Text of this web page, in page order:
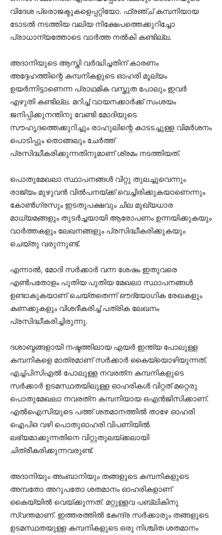
വിദേശ പ്രൊജക്ടുകളെപ്പറ്റിയോ. ഫ്രഞ്ച് കമ്പനിയായ
ടോടല്‍ നടത്തിയ വലിയ നിക്ഷേപത്തെക്കുറിച്ചോ
പ്രാധാന്യത്തോടെ വാര്‍ത്ത നല്‍കി കണ്ടില്ല.
അദാനിയുടെ ആസ്തി വര്‍ദ്ധിച്ചതിന് കാരണം
അദ്ദേഹത്തിന്റെ കമ്പനികളുടെ ഓഹരി മൂല്യം
ഉയര്‍ന്നിട്ടാണെന്ന പ്രാഥമിക വസ്തുത പോലും ഇവര്‍
എഴുതി കണ്ടില്ല. മറിച്ച് വായനക്കാര്‍ക്ക് സംശയം
ജനിപ്പിക്കുനന്തിനു വേണ്ടി മോദിയുടെ
സൗഹൃദത്തെക്കുറിച്ചും രാഹുലിന്റെ കാടടച്ചുള്ള വിമര്‍ശനം
പൊടിപ്പും തൊങ്ങലും ചേര്‍ത്ത്
പ്രസിദ്ധീകരിക്കുന്നതിനുമാണ് ശ്രമം നടത്തിയത്.
പൊതുമേഖലാ സ്ഥാപനങ്ങള്‍ വിറ്റു തുലച്ചുവെന്നും
രാജ്യം മുഴുവന്‍ വില്‍പനയ്ക്ക് വെച്ചിരിക്കുകയാണെന്നും
കോണ്‍ഗ്രസും ഇടതുപക്ഷവും ചില മുഖ്യധാര
മാധ്യമങ്ങളും തുടര്‍ച്ചയായി ആരോപണം ഉന്നയിക്കുകയും
വാര്‍ത്തകളും ലേഖനങ്ങളും പ്രസിദ്ധീകരിക്കുകയും
ചെയ്തു വരുന്നുണ്ട്.
എന്നാല്‍, മോദി സര്‍ക്കാര്‍ വന്ന ശേഷം ഇതുവരെ
എണ്‍പതോളം പുതിയ പുതിയ മേഖലാ സ്ഥാപനങ്ങള്‍
ഉണ്ടാകുകയാണ് ചെയ്തതെന്ന് ഔദ്യോഗിക രേഖകളും
കണക്കുകളും വിശദീകരിച്ച് പത്രിക ലേഖനം
പ്രസിദ്ധീകരിച്ചിരുന്നു.
ദശാബ്ദങ്ങളായി നഷ്ടത്തിലായ എയര്‍ ഇന്ത്യ പോലുള്ള
കമ്പനികളെ മാത്രമാണ് സര്‍ക്കാര്‍ കൈയ്യൊഴിയുന്നത്.
എച്ച്പിസിഎല്‍ പോലുള്ള നവരത്‌ന കമ്പനികളുടെ
സര്‍ക്കാര്‍ ഉടമസ്ഥതയിലുള്ള ഓഹരികള്‍ വിറ്റത് മറ്റെരു
പൊതുമേഖലാ നവരത്‌ന കമ്പനിയായ ഒഎന്‍ജിസിക്കാണ്.
എല്‍ഐസിയുടെ പത്ത് ശതമാനത്തില്‍ താഴേ ഓഹരി
ഐപിഒ വഴി പൊതുഓഹരി വിപണിയില്‍
ലഭ്യമാക്കുന്നതിനെ വിറ്റുതുലയ്ക്കലായി
ചിത്രീകരിക്കുന്നവരുണ്ട്.
അദാനിയും അംബാനിയും തങ്ങളുടെ കമ്പനികളുടെ
അമ്പതോ അറുപതോ ശതമാനം ഓഹരികളാണ്
കൈയ്യില്‍ വെയ്ക്കുന്നത്. മറ്റുള്ളവ പബ്ലികിനു
സ്വന്തമാണ്. ഇത്തരത്തില്‍ കേന്ദ്ര സര്‍ക്കാരും തങ്ങളുടെ
ഉടമസ്ഥതയുള്ള കമ്പനികളുടെ ഒരു നിശ്ചിത ശതമാനം